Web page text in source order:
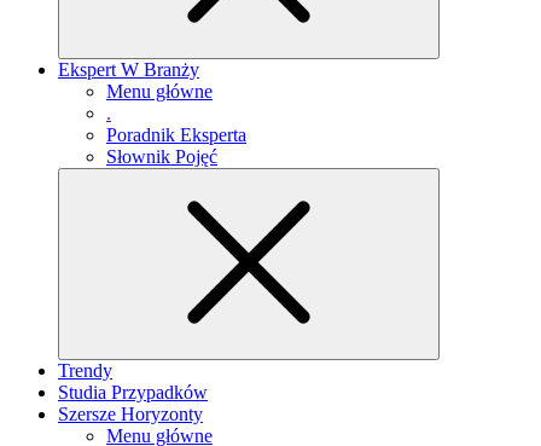
Ekspert W Branży
Menu główne
.
Poradnik Eksperta
Słownik Pojęć
Trendy
Studia Przypadków
Szersze Horyzonty
Menu główne